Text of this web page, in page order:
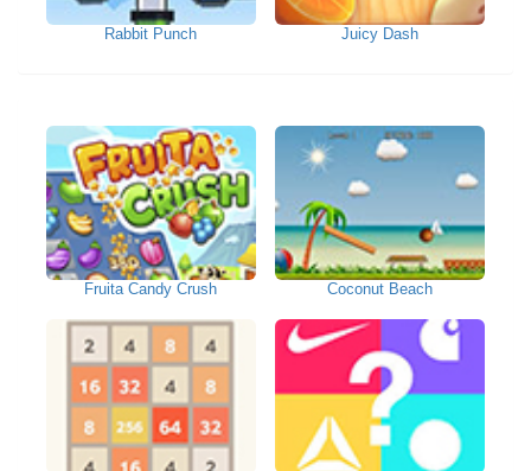
Rabbit Punch Juicy Dash
Fruita Candy Crush Coconut Beach